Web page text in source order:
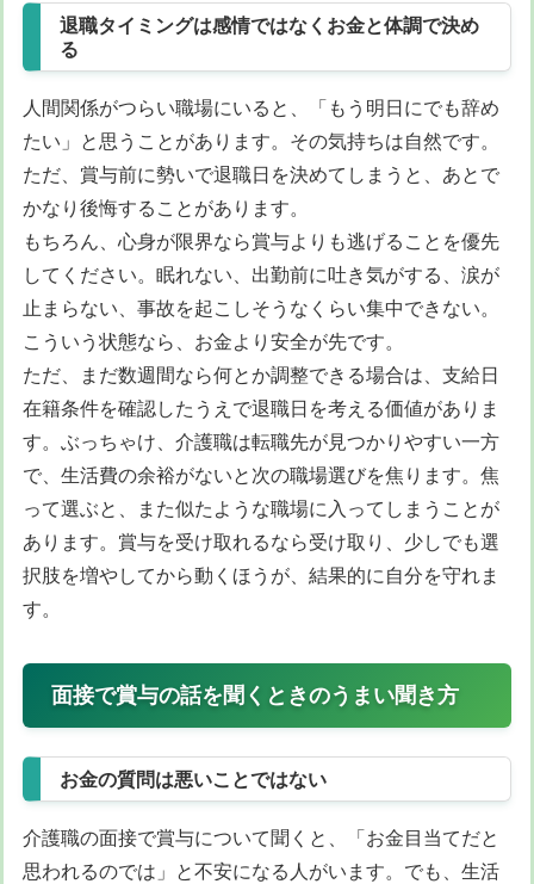
退職タイミングは感情ではなくお金と体調で決め
る
人間関係がつらい職場にいると、「もう明日にでも辞め
たい」と思うことがあります。その気持ちは自然です。
ただ、賞与前に勢いで退職日を決めてしまうと、あとで
かなり後悔することがあります。
もちろん、心身が限界なら賞与よりも逃げることを優先
してください。眠れない、出勤前に吐き気がする、涙が
止まらない、事故を起こしそうなくらい集中できない。
こういう状態なら、お金より安全が先です。
ただ、まだ数週間なら何とか調整できる場合は、支給日
在籍条件を確認したうえで退職日を考える価値がありま
す。ぶっちゃけ、介護職は転職先が見つかりやすい一方
で、生活費の余裕がないと次の職場選びを焦ります。焦
って選ぶと、また似たような職場に入ってしまうことが
あります。賞与を受け取れるなら受け取り、少しでも選
択肢を増やしてから動くほうが、結果的に自分を守れま
す。
面接で賞与の話を聞くときのうまい聞き方
お金の質問は悪いことではない
介護職の面接で賞与について聞くと、「お金目当てだと
思われるのでは」と不安になる人がいます。でも、生活